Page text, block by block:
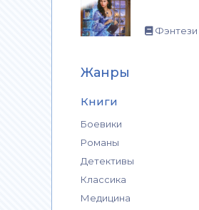
Фэнтези
Жанры
Книги
Боевики
Романы
Детективы
Классика
Медицина